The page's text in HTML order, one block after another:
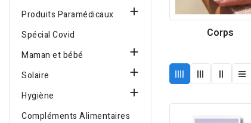
Produits Paramédicaux 
Spécial Covid
Maman et bébé

Solaire 
Hygiène 
Compléments Alimentaires
Corps